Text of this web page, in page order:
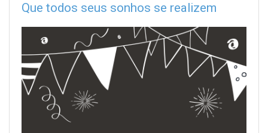
Que todos seus sonhos se realizem